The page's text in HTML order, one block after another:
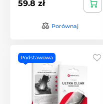
59.8 zł
Porównaj
Podstawowa